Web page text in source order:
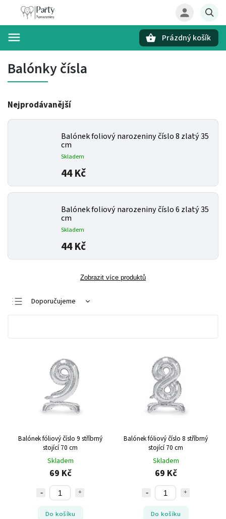
Prázdný košík
Balónky čísla
Nejprodávanější
Balónek foliový narozeniny číslo 8 zlatý 35
cm
Skladem
44 Kč
Balónek foliový narozeniny číslo 6 zlatý 35
cm
Skladem
44 Kč
Zobrazit více produktů
Doporučujeme
Abecedně
Balónek fóliový číslo 9 stříbrný
stojící 70 cm
Skladem
69 Kč
Do košíku
Balónek fóliový číslo 8 stříbrný
stojící 70 cm
Skladem
69 Kč
Do košíku